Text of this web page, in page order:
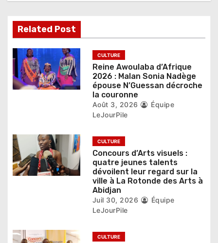
d
e
l
’
a
i
c
l
Related Post
CULTURE
Reine Awoulaba d’Afrique
2026 : Malan Sonia Nadège
épouse N’Guessan décroche
la couronne
Août 3, 2026
Équipe
LeJourPile
CULTURE
Concours d’Arts visuels :
quatre jeunes talents
dévoilent leur regard sur la
ville à La Rotonde des Arts à
Abidjan
Juil 30, 2026
Équipe
LeJourPile
CULTURE